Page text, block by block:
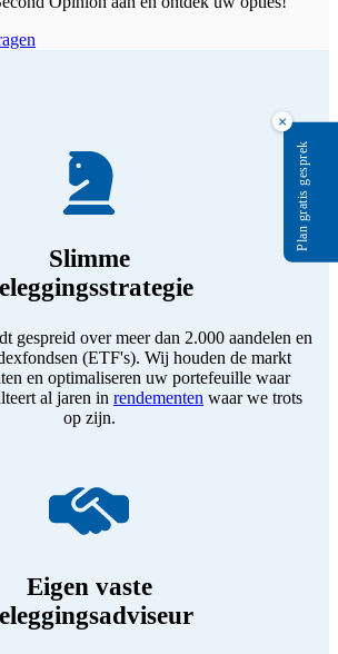
Slimme
gespreid over meer dan 2.000 aandelen en
(ETF's). Wij houden de markt
en optimaliseren uw portefeuille waar
al jaren in rendementen waar we trots
op zijn.
Eigen vaste
×
Plan gratis gesprek